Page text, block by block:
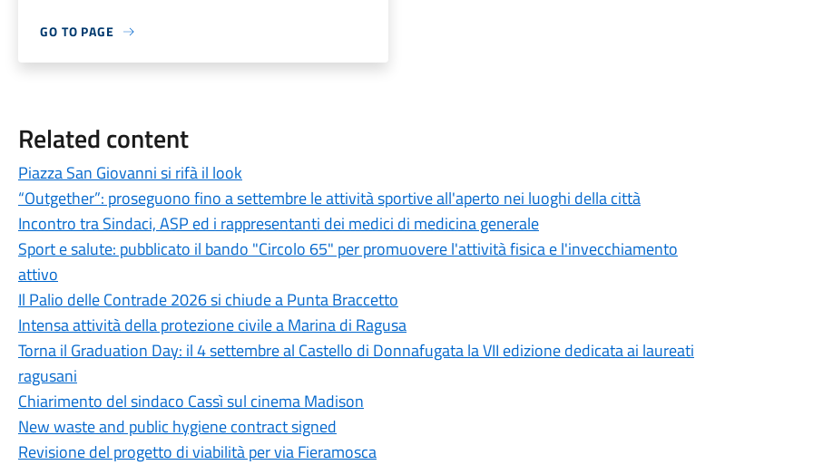
GO TO PAGE
Related content
Piazza San Giovanni si rifà il look
“Outgether”: proseguono fino a settembre le attività sportive all'aperto nei luoghi della città
Incontro tra Sindaci, ASP ed i rappresentanti dei medici di medicina generale
Sport e salute: pubblicato il bando "Circolo 65" per promuovere l'attività fisica e l'invecchiamento
attivo
Il Palio delle Contrade 2026 si chiude a Punta Braccetto
Intensa attività della protezione civile a Marina di Ragusa
Torna il Graduation Day: il 4 settembre al Castello di Donnafugata la VII edizione dedicata ai laureati
ragusani
Chiarimento del sindaco Cassì sul cinema Madison
New waste and public hygiene contract signed
Revisione del progetto di viabilità per via Fieramosca